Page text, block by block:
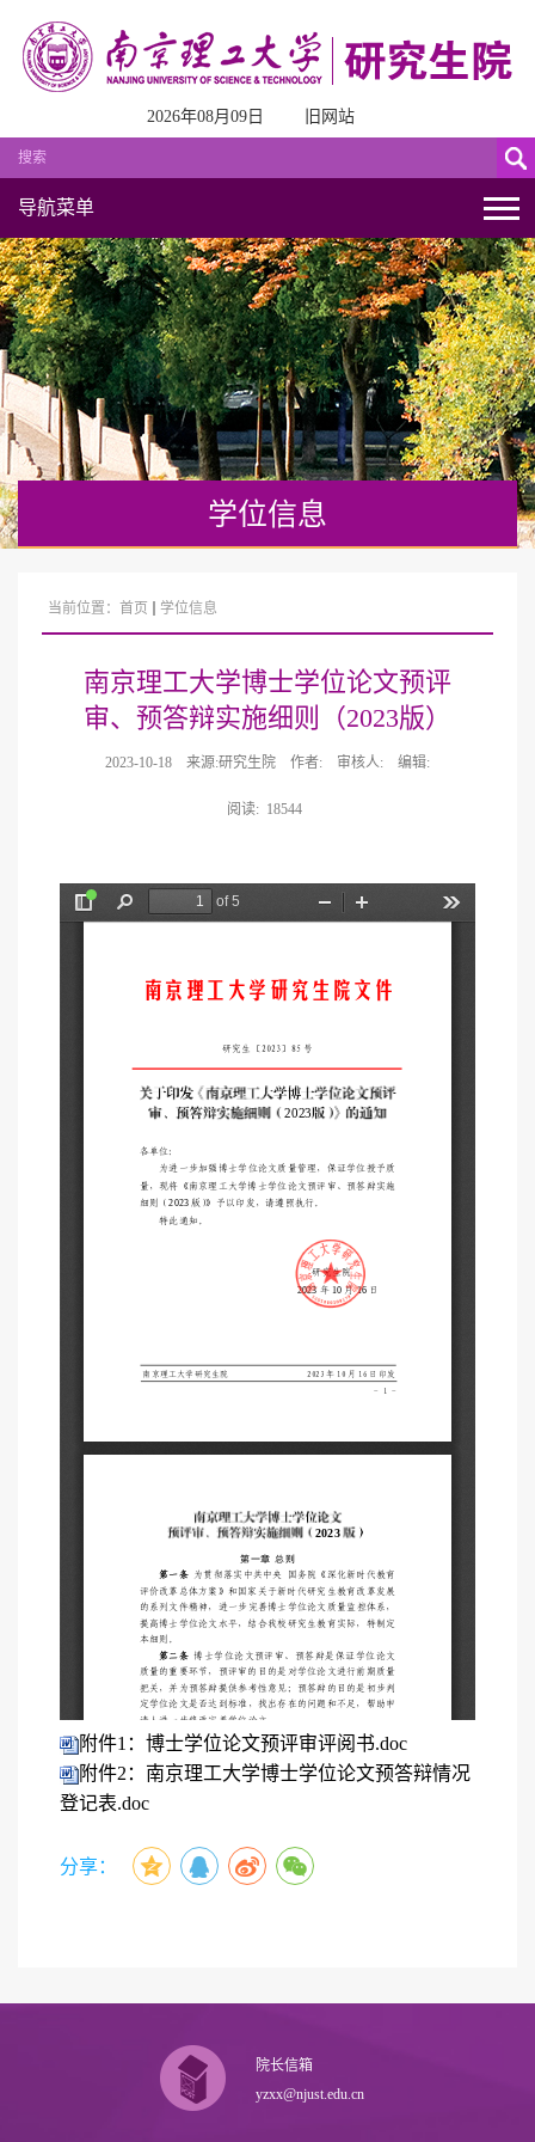
2026年08月09日 旧网站
导航菜单
学位信息
当前位置： 首页 学位信息
南京理工大学博士学位论文预评
审、预答辩实施细则（2023版）
2023-10-18 来源:研究生院 作者: 审核人: 编辑:
阅读: 18544
附件1：博士学位论文预评审评阅书.doc
附件2：南京理工大学博士学位论文预答辩情况
登记表.doc
分享：
院长信箱
yzxx@njust.edu.cn